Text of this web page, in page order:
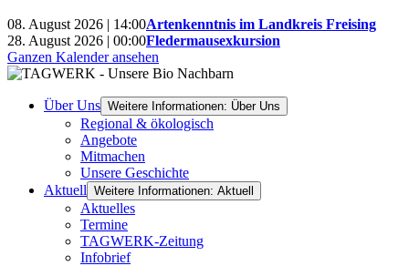
08. August 2026 | 14:00Artenkenntnis im Landkreis Freising
28. August 2026 | 00:00Fledermausexkursion
Ganzen Kalender ansehen
Über Uns Weitere Informationen: Über Uns
Regional & ökologisch
Angebote
Mitmachen
Unsere Geschichte
Aktuell Weitere Informationen: Aktuell
Aktuelles
Termine
TAGWERK-Zeitung
Infobrief